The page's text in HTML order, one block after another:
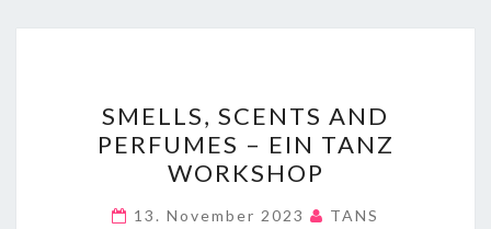
SCENTS
AND
PERFUMES
–
SMELLS, SCENTS AND
PERFUMES – EIN TANZ
WORKSHOP
13. November 2023 TANS